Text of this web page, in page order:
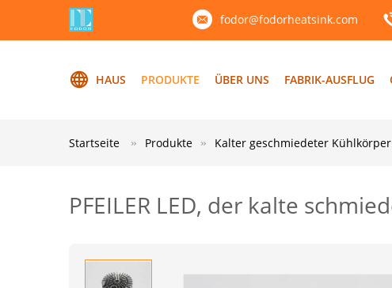
fodor@fodorheatsink.com
HAUS PRODUKTE ÜBER UNS FABRIK-AUSFLUG
Startseite Produkte Kalter geschmiedeter Kühlkörper
PFEILER LED, der kalte